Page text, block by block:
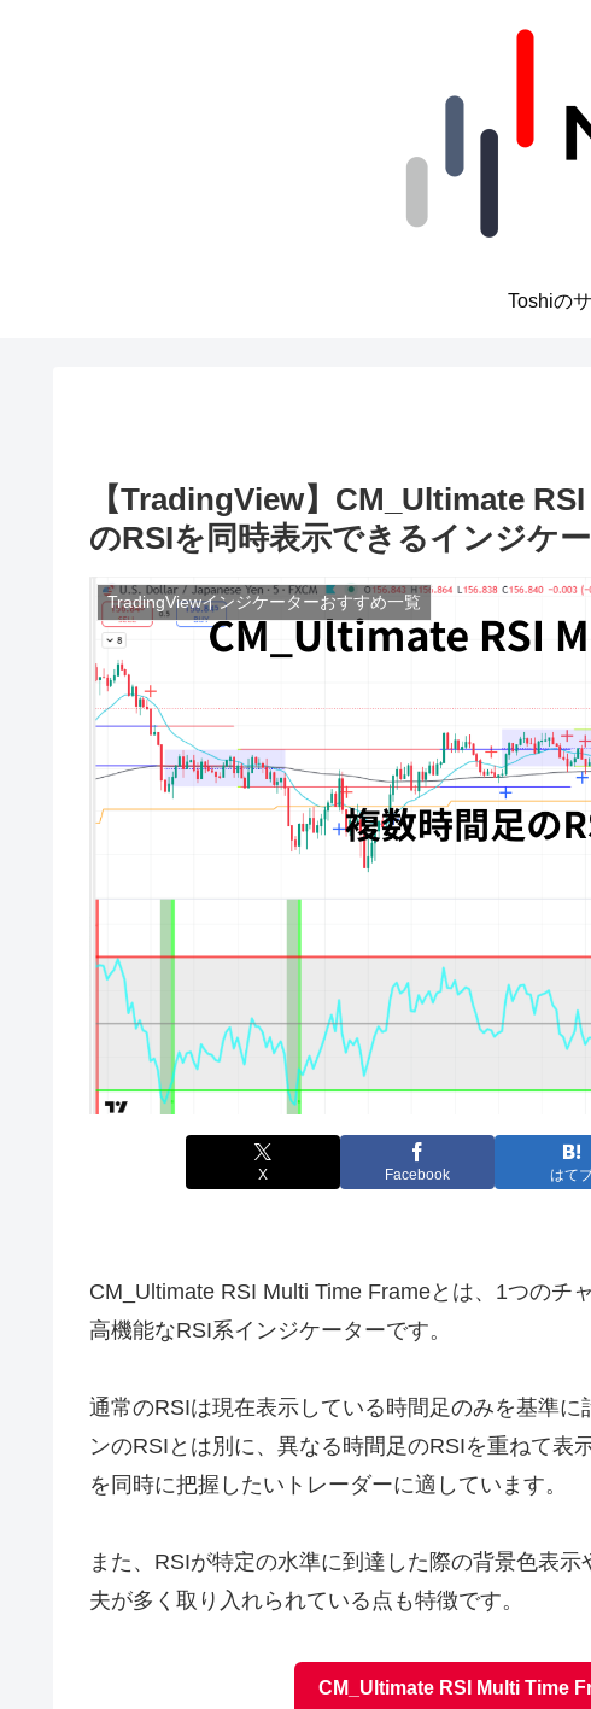
Toshiの
【TradingView】CM_Ultimate
のRSIを同時表示できるインジケ
TradingViewインジケーターおすすめ一覧
X Facebook はて
CM_Ultimate RSI Multi Time Frameとは、1つのチ
高機能なRSI系インジケーターです。
通常のRSIは現在表示している時間足のみを基準
ンのRSIとは別に、異なる時間足のRSIを重ねて表
を同時に把握したいトレーダーに適しています。
また、RSIが特定の水準に到達した際の背景色表
夫が多く取り入れられている点も特徴です。
CM_Ultimate RSI Multi Time